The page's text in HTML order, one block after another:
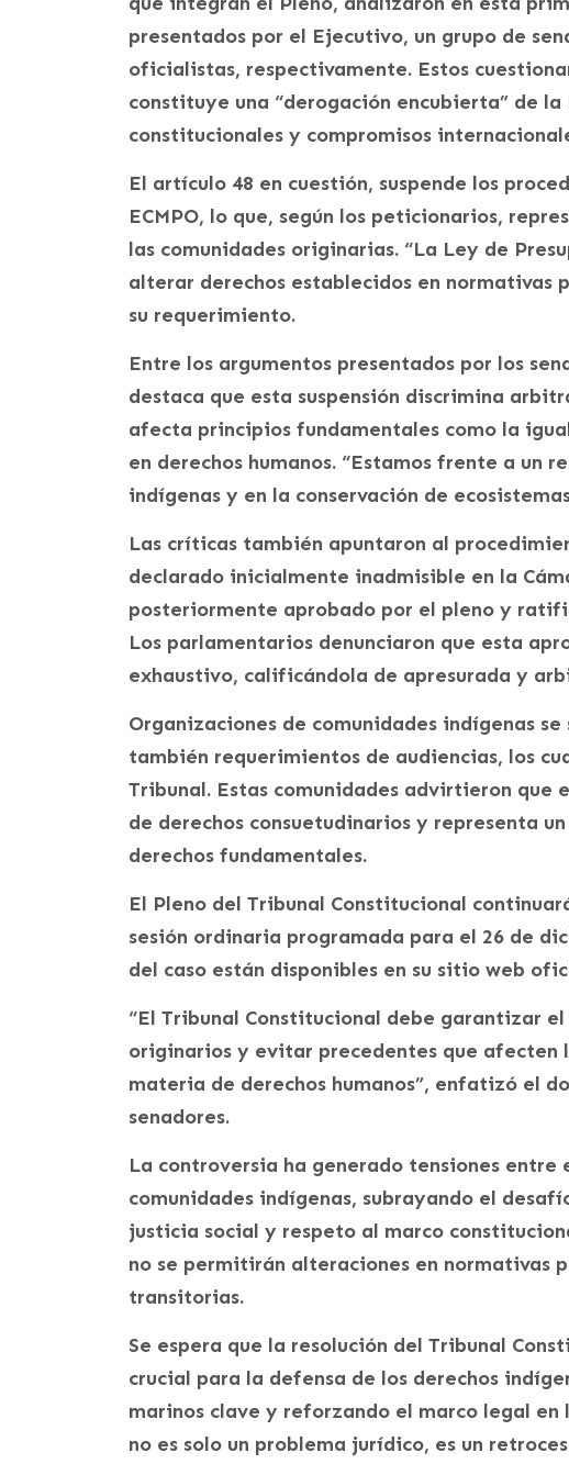
presentados por el Ejecutivo, un grupo de
oficialistas, respectivamente. Estos
constituye una “derogación encubierta” de
constitucionales y compromisos
El artículo 48 en cuestión, suspende los
ECMPO, lo que, según los peticionarios,
las comunidades originarias. “La Ley de
alterar derechos establecidos en normativas
su requerimiento.
Entre los argumentos presentados por los
destaca que esta suspensión discrimina
afecta principios fundamentales como la
en derechos humanos. “Estamos frente a un
indígenas y en la conservación de
Las críticas también apuntaron al
declarado inicialmente inadmisible en la
posteriormente aprobado por el pleno y
Los parlamentarios denunciaron que esta
exhaustivo, calificándola de apresurada y
Organizaciones de comunidades indígenas
también requerimientos de audiencias, los
Tribunal. Estas comunidades advirtieron
de derechos consuetudinarios y representa
derechos fundamentales.
El Pleno del Tribunal Constitucional
sesión ordinaria programada para el 26 de
del caso están disponibles en su sitio web
“El Tribunal Constitucional debe garantizar
originarios y evitar precedentes que afecten
materia de derechos humanos”, enfatizó el
senadores.
La controversia ha generado tensiones
comunidades indígenas, subrayando el
justicia social y respeto al marco
no se permitirán alteraciones en normativas
transitorias.
Se espera que la resolución del Tribunal
crucial para la defensa de los derechos
marinos clave y reforzando el marco legal
no es solo un problema jurídico, es un